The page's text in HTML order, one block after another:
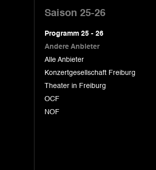
Saison 25-26
Programm 25 - 26
Andere Anbieter
Alle Anbieter
Konzertgesellschaft Freiburg
Theater in Freiburg
OCF
NOF